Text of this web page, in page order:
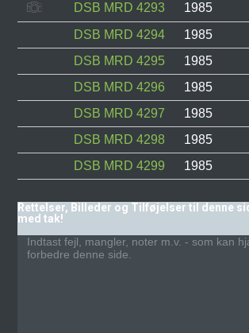
DSB MRD 4293
1985
DSB MRD 4294
1985
DSB MRD 4295
1985
DSB MRD 4296
1985
DSB MRD 4297
1985
DSB MRD 4298
1985
DSB MRD 4299
1985
Rettelser, Billeder og Tilføjelser til denne
med tak!